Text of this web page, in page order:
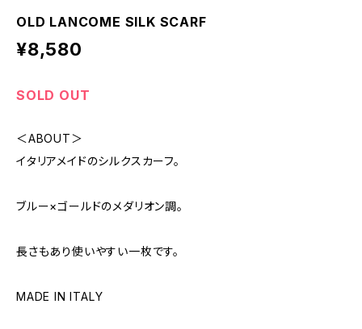
OLD LANCOME SILK SCARF
¥8,580
SOLD OUT
＜ABOUT＞
イタリアメイドのシルクスカーフ。
ブルー×ゴールドのメダリオン調。
長さもあり使いやすい一枚です。
MADE IN ITALY